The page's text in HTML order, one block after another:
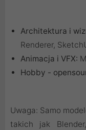
Architektura i
Renderer,
Animacja i VFX:
Hobby -
Uwaga: Samo
takich jak